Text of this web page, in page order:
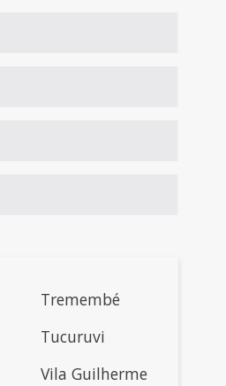
Tremembé
Tucuruvi
Vila Guilherme